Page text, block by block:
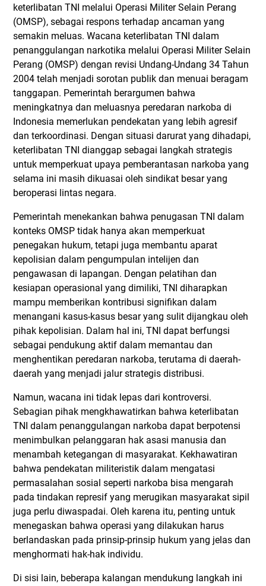
keterlibatan TNI melalui Operasi Militer Selain Perang
(OMSP), sebagai respons terhadap ancaman yang
semakin meluas. Wacana keterlibatan TNI dalam
penanggulangan narkotika melalui Operasi Militer Selain
Perang (OMSP) dengan revisi Undang-Undang 34 Tahun
2004 telah menjadi sorotan publik dan menuai beragam
tanggapan. Pemerintah berargumen bahwa
meningkatnya dan meluasnya peredaran narkoba di
Indonesia memerlukan pendekatan yang lebih agresif
dan terkoordinasi. Dengan situasi darurat yang dihadapi,
keterlibatan TNI dianggap sebagai langkah strategis
untuk memperkuat upaya pemberantasan narkoba yang
selama ini masih dikuasai oleh sindikat besar yang
beroperasi lintas negara.
Pemerintah menekankan bahwa penugasan TNI dalam
konteks OMSP tidak hanya akan memperkuat
penegakan hukum, tetapi juga membantu aparat
kepolisian dalam pengumpulan intelijen dan
pengawasan di lapangan. Dengan pelatihan dan
kesiapan operasional yang dimiliki, TNI diharapkan
mampu memberikan kontribusi signifikan dalam
menangani kasus-kasus besar yang sulit dijangkau oleh
pihak kepolisian. Dalam hal ini, TNI dapat berfungsi
sebagai pendukung aktif dalam memantau dan
menghentikan peredaran narkoba, terutama di daerah-
daerah yang menjadi jalur strategis distribusi.
Namun, wacana ini tidak lepas dari kontroversi.
Sebagian pihak mengkhawatirkan bahwa keterlibatan
TNI dalam penanggulangan narkoba dapat berpotensi
menimbulkan pelanggaran hak asasi manusia dan
menambah ketegangan di masyarakat. Kekhawatiran
bahwa pendekatan militeristik dalam mengatasi
permasalahan sosial seperti narkoba bisa mengarah
pada tindakan represif yang merugikan masyarakat sipil
juga perlu diwaspadai. Oleh karena itu, penting untuk
menegaskan bahwa operasi yang dilakukan harus
berlandaskan pada prinsip-prinsip hukum yang jelas dan
menghormati hak-hak individu.
Di sisi lain, beberapa kalangan mendukung langkah ini